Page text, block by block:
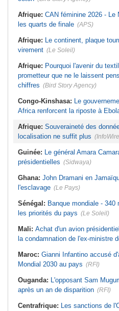
Afrique: CAN féminine 2026 - Le
les quarts de finale (APS)
Afrique: Le continent, plaque
virement (Le Soleil)
Afrique: Pourquoi l'avenir du
prometteur que ne le laissent
chiffres (Bird Story Agency)
Congo-Kinshasa: Le
Africa renforcent la riposte à
Afrique: Souveraineté des
localisation ne suffit plus
Guinée: Le général Amara
présidentielles (Sidwaya)
Ghana: John Dramani en
l'esclavage (Le Pays)
Sénégal: Banque mondiale - 340
les priorités du pays (Le Soleil)
Mali: Achat d'un avion
la condamnation de l'ex-ministre
Maroc: Gianni Infantino accusé
Mondial 2030 au pays (RFI)
Ouganda: L'opposant Sam
après un an de disparition (RFI)
Centrafrique: Les sanctions de